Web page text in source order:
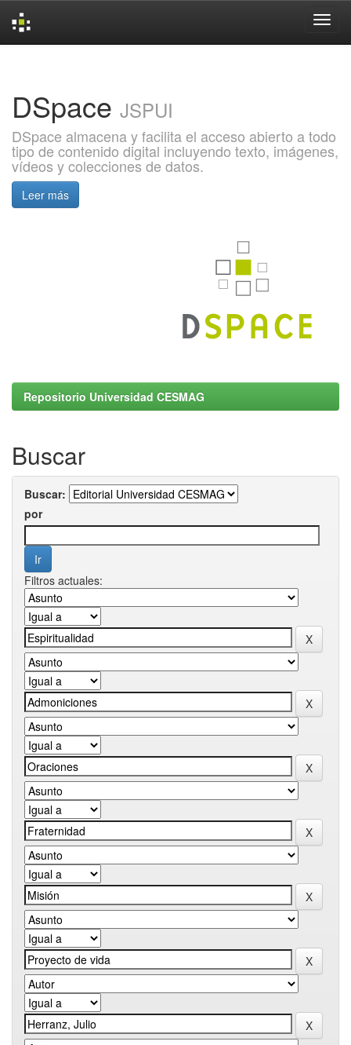
DSpace JSPUI
DSpace almacena y facilita el acceso abierto a todo
tipo de contenido digital incluyendo texto, imágenes,
vídeos y colecciones de datos.
Leer más
Repositorio Universidad CESMAG
Buscar
Buscar:
por
Filtros actuales: